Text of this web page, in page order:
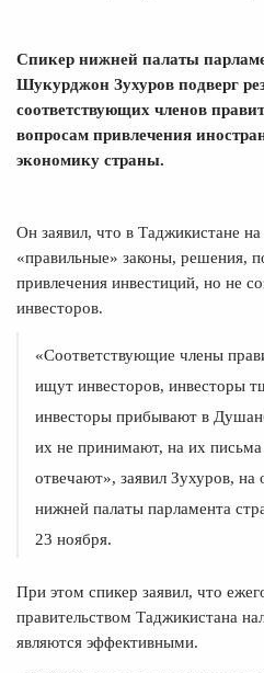
Спикер нижней палаты
Шукурджон Зухуров подверг
соответствующих членов
вопросам привлечения
экономику страны.
Он заявил, что в Таджикистане
«правильные» законы, решения,
привлечения инвестиций, но не
инвесторов.
«Соответствующие члены
ищут инвесторов, инвесторы
инвесторы прибывают в
их не принимают, на их
отвечают», заявил Зухуров, на
нижней палаты парламента
23 ноября.
При этом спикер заявил, что
правительством Таджикистана
являются эффективными.